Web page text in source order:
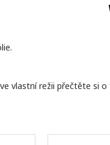
ve vlastní režii přečtěte si